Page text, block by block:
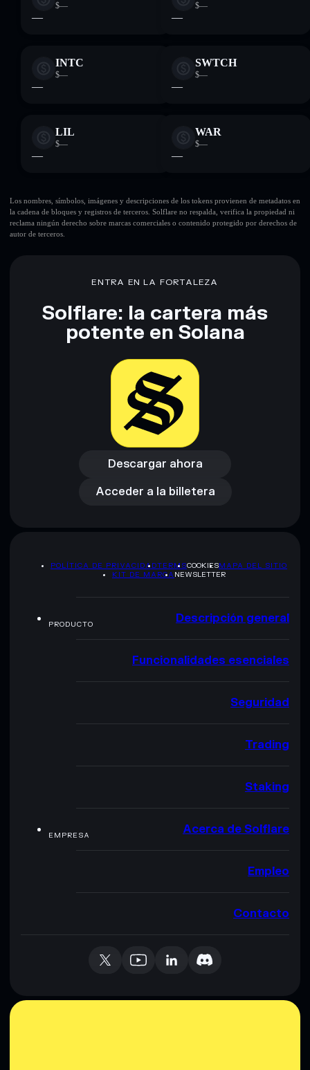
$—
—
$—
—
INTC
$—
—
SWTCH
$—
—
LIL
$—
—
WAR
$—
—
Los nombres, símbolos, imágenes y descripciones de los tokens provienen de metadatos en
la cadena de bloques y registros de terceros. Solflare no respalda, verifica la propiedad ni
reclama ningún derecho sobre marcas comerciales o contenido protegido por derechos de
autor de terceros.
ENTRA EN LA FORTALEZA
Solflare: la cartera más
potente en Solana
Descargar ahora
Descargar ahora
Acceder a la billetera
Acceder a la billetera
POLÍTICA DE PRIVACIDADTERMSCOOKIESMAPA DEL SITIO
KIT DE MARCA NEWSLETTER
PRODUCTO Descripción general
Funcionalidades esenciales
Seguridad
Trading
Staking
EMPRESA Acerca de Solflare
Empleo
Contacto